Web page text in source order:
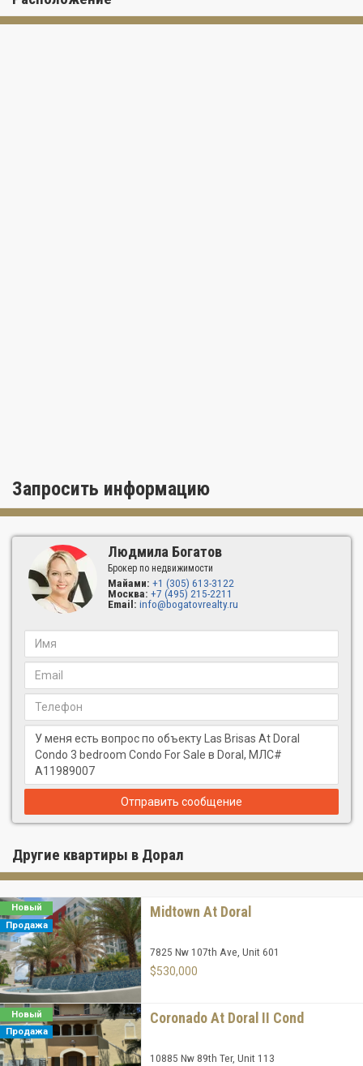
Запросить информацию
Людмила Богатов
Брокер по недвижимости
Майами: +1 (305) 613-3122
Москва: +7 (495) 215-2211
Email: info@bogatovrealty.ru
Отправить сообщение
Другие квартиры в Дорал
Новый
Продажа
Midtown At Doral
7825 Nw 107th Ave, Unit 601
$530,000
Новый
Продажа
Coronado At Doral II Cond
10885 Nw 89th Ter, Unit 113